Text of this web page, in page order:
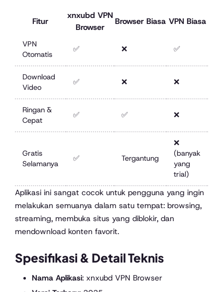
Fitur
xnxubd VPN
Browser
Browser Biasa VPN Biasa
VPN
Otomatis
✅ ❌ ✅
Download
Video
✅ ❌ ❌
Ringan &
Cepat
✅ ✅ ❌
Gratis
Selamanya
✅ Tergantung
❌
(banyak
yang
trial)
Aplikasi ini sangat cocok untuk pengguna yang ingin
melakukan semuanya dalam satu tempat: browsing,
streaming, membuka situs yang diblokir, dan
mendownload konten favorit.
Spesifikasi & Detail Teknis
Nama Aplikasi: xnxubd VPN Browser